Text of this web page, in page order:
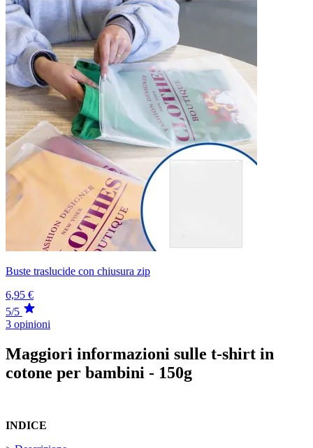
Buste traslucide con chiusura zip
6,95 €
5/5
3 opinioni
Maggiori informazioni sulle t-shirt in
cotone per bambini - 150g
INDICE